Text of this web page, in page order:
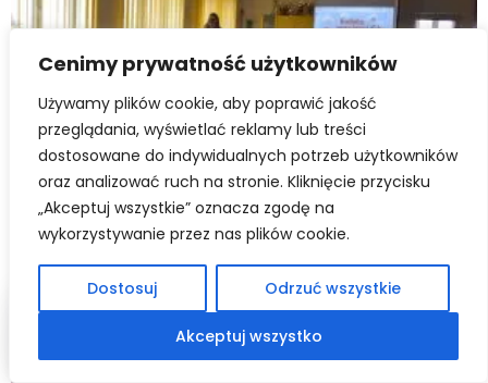
Cenimy prywatność użytkowników
Używamy plików cookie, aby poprawić jakość
przeglądania, wyświetlać reklamy lub treści
dostosowane do indywidualnych potrzeb użytkowników
oraz analizować ruch na stronie. Kliknięcie przycisku
„Akceptuj wszystkie” oznacza zgodę na
wykorzystywanie przez nas plików cookie.
Dostosuj Odrzuć wszystkie
Akceptuj wszystko
Skrót klawiszowy Alt+R: odczyt
Czytaj
Twoja przeglądarka nie obsługuje odczytu mowy na tej stronie.